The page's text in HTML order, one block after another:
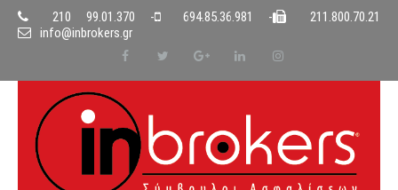
210 99.01.370 - 694.85.36.981 -
211.800.70.21
info@inbrokers.gr